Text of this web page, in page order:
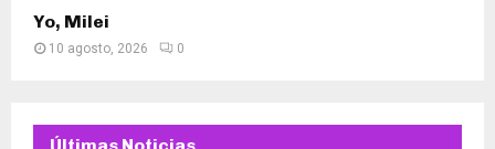
Yo, Milei
10 agosto, 2026 0
Últimas Noticias